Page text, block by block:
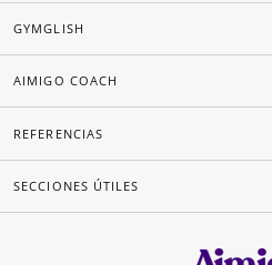
GYMGLISH
AIMIGO COACH
REFERENCIAS
SECCIONES ÚTILES